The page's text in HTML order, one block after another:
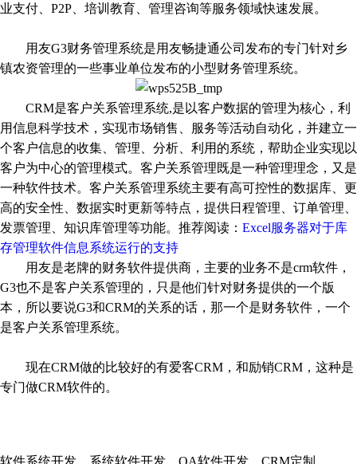
业支付、P2P、培训教育、管理咨询等服务领域快速发展。
用友G3财务管理系统是用友畅捷通公司发布的专门针对乡
镇农资管理的一些事业单位发布的小型财务管理系统。
CRM是客户关系管理系统,是以客户数据的管理为核心，利
用信息科学技术，实现市场销售、服务等活动自动化，并建立一
个客户信息的收集、管理、分析、利用的系统，帮助企业实现以
客户为中心的管理模式。客户关系管理既是一种管理理念，又是
一种软件技术。客户关系管理系统主要有高可控性的数据库、更
高的安全性、数据实时更新等特点，提供日程管理、订单管理、
发票管理、知识库管理等功能。推荐阅读： Excel服务器对于库
存管理软件信息系统运行的支持
用友是老牌的财务软件提供商，主要的业务不是crm软件，
G3也不是客户关系管理的，只是他们针对财务提供的一个版
本，所以要说G3和CRM的关系的话，那一个是财务软件，一个
是客户关系管理系统。
现在CRM做的比较好的有爱客CRM，和励销CRM，这种是
专门做CRM软件的。
软件系统开发，系统软件开发，OA软件开发，CRM定制